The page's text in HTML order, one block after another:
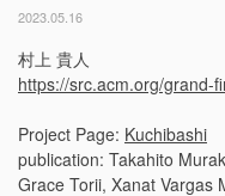
2023.05.16
村上 貴人
https://src.acm.org/grand-
Project Page: Kuchibashi
publication: Takahito
Grace Torii, Xanat Vargas